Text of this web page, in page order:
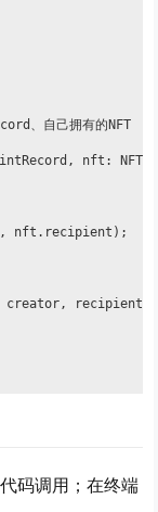
、自己拥有的NFT
nft: NFT)
nft.recipient);
creator, recipient}
码调用；在终端